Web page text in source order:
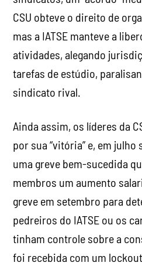
sindicato rival.
Ainda assim, os líderes da
por sua “vitória” e, em
uma greve bem-sucedida
greve em setembro para
pedreiros do IATSE ou os
tinham controle sobre a
foi recebida com um
sem resolução. Essas lutas
brigas sangrentas entre
IATSE, levando a uma
Estado e da opinião pública